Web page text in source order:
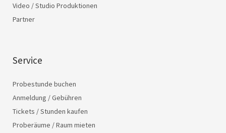
Video / Studio Produktionen
Partner
Service
Probestunde buchen
Anmeldung / Gebühren
Tickets / Stunden kaufen
Proberäume / Raum mieten